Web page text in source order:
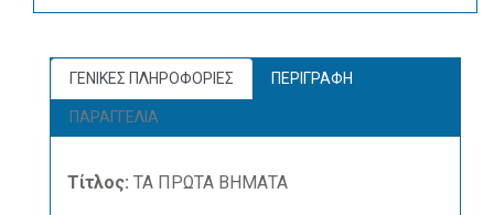
ΓΕΝΙΚΕΣ ΠΛΗΡΟΦΟΡΙΕΣ ΠΕΡΙΓΡΑΦΗ
ΠΑΡΑΓΓΕΛΙΑ
Τίτλος: ΤΑ ΠΡΩΤΑ ΒΗΜΑΤΑ